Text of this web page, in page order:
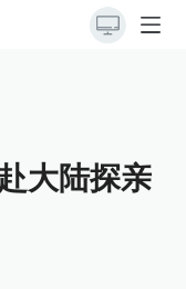
大陆探亲